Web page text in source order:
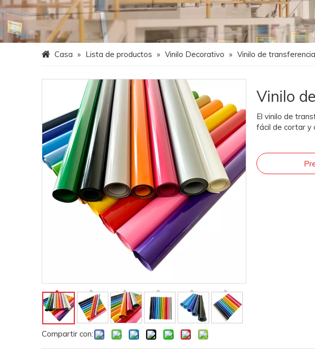
Casa » Lista de productos » Vinilo Decorativo » Vinilo de
Compartir con:
Vinilo
El vinilo de
fácil de cortar y